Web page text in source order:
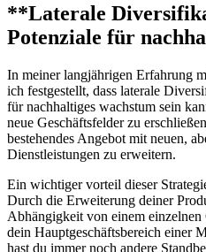
**Laterale⁢
Potenziale für
In meiner langjährigen Erfahrung‌
ich festgestellt,⁤ dass⁤ laterale
⁢für nachhaltiges wachstum sein
neue Geschäftsfelder‍ zu‍
bestehendes Angebot mit neuen,
Dienstleistungen ‍zu erweitern.
Ein ‌wichtiger ‍vorteil ​dieser⁤
Durch die ‍Erweiterung deiner
Abhängigkeit von einem
dein Hauptgeschäftsbereich einer
hast⁣ du immer​ noch andere